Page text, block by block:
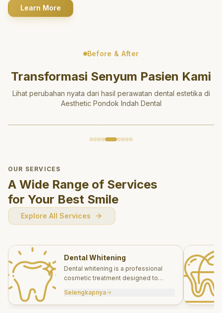
Learn More
Before & After
Transformasi Senyum Pasien Kami
Lihat perubahan nyata dari hasil perawatan dental estetika di
Aesthetic Pondok Indah Dental
OUR SERVICES
A Wide Range of Services
for Your Best Smile
Explore All Services
Dental Whitening
Dental whitening is a professional
cosmetic treatment designed to
effectively.
Selengkapnya